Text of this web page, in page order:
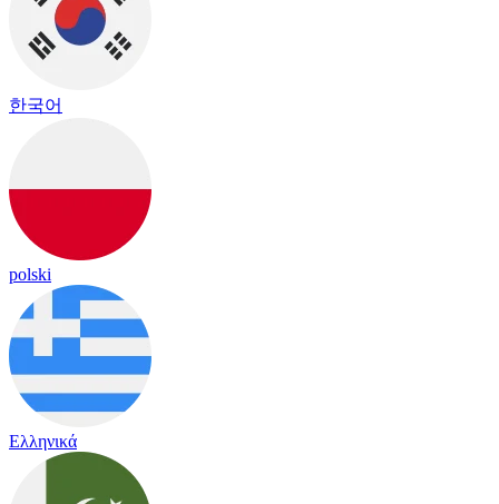
한국어
polski
Ελληνικά